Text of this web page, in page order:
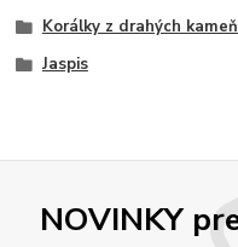
Korálky z drahých
Jaspis
NOVINKY